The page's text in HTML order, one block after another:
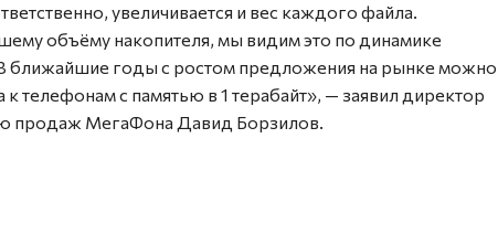
увеличивается и вес каждого файла.
объёму накопителя, мы видим это по динамике
ближайшие годы с ростом предложения на рынке можно
телефонам с памятью в 1 терабайт», — заявил директор
продаж МегаФона Давид Борзилов.